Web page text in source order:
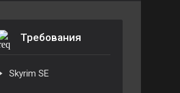
Требования
Skyrim SE